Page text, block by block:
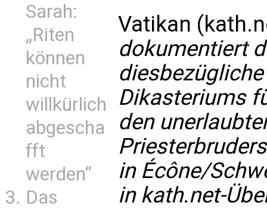
Sarah:
„Riten
können
nicht
willkürlich
abgescha
fft
werden“
Das
Vatikan
dokumentiert
Dikasteriums
den
in Écône/
in kath.net-